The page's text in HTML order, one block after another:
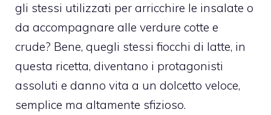
gli stessi utilizzati per arricchire le insalate o
da accompagnare alle verdure cotte e
crude? Bene, quegli stessi fiocchi di latte, in
questa ricetta, diventano i protagonisti
assoluti e danno vita a un dolcetto veloce,
semplice ma altamente sfizioso.